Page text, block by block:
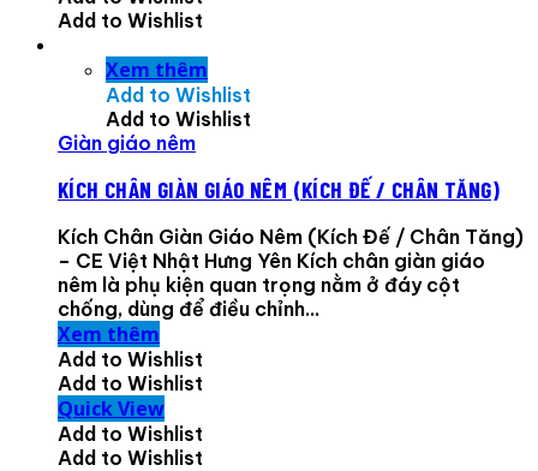
Add to Wishlist
Xem thêm
Add to Wishlist
Add to Wishlist
Giàn giáo nêm
KÍCH CHÂN GIÀN GIÁO NÊM (KÍCH ĐẾ / CHÂN TĂNG)
Kích Chân Giàn Giáo Nêm (Kích Đế / Chân Tăng)
– CE Việt Nhật Hưng Yên Kích chân giàn giáo
nêm là phụ kiện quan trọng nằm ở đáy cột
chống, dùng để điều chỉnh...
Xem thêm
Add to Wishlist
Add to Wishlist
Quick View
Add to Wishlist
Add to Wishlist